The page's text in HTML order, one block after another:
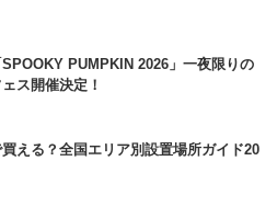
PUMPKIN 2026」一夜限りの
ス開催決定！
える？全国エリア別設置場所ガイド20